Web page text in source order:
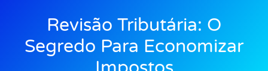
Revisão Tributária: O
Segredo Para Economizar